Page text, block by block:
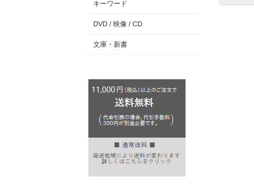
キーワード
DVD / 映像 / CD
文庫・新書